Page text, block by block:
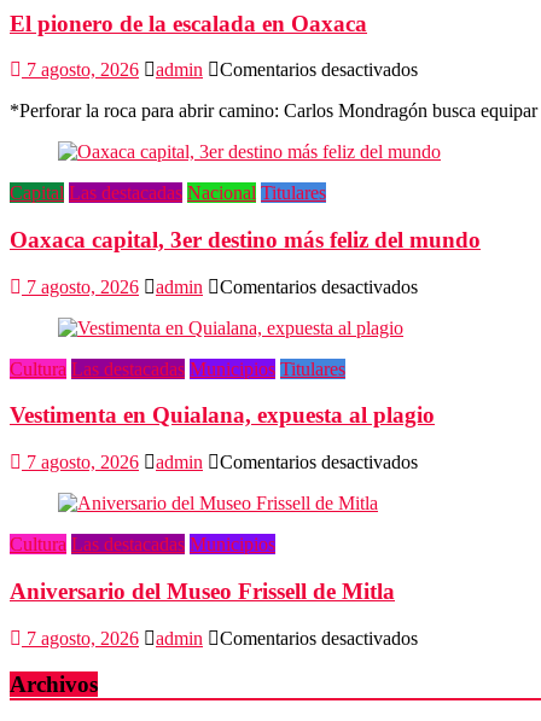
El pionero de la escalada en Oaxaca
7 agosto, 2026 admin Comentarios desactivadosen
pionero
la
*Perforar la roca para abrir camino: Carlos Mondragón busca equipar
Capital Las destacadas Nacional Titulares
Oaxaca capital, 3er destino más feliz del mundo
7 agosto, 2026 admin Comentarios desactivadosen
feliz
mundo
Cultura Las destacadas Municipios Titulares
Vestimenta en Quialana, expuesta al plagio
7 agosto, 2026 admin Comentarios desactivadosen
Cultura Las destacadas Municipios
Aniversario del Museo Frissell de Mitla
7 agosto, 2026 admin Comentarios desactivadosen
Museo
Archivos